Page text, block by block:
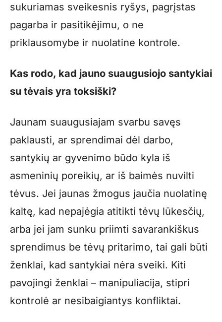
sukuriamas sveikesnis ryšys, pagrįstas
pagarba ir pasitikėjimu, o ne
priklausomybe ir nuolatine kontrole.
Kas rodo, kad jauno suaugusiojo santykiai
su tėvais yra toksiški?
Jaunam suaugusiajam svarbu savęs
paklausti, ar sprendimai dėl darbo,
santykių ar gyvenimo būdo kyla iš
asmeninių poreikių, ar iš baimės nuvilti
tėvus. Jei jaunas žmogus jaučia nuolatinę
kaltę, kad nepajėgia atitikti tėvų lūkesčių,
arba jei jam sunku priimti savarankiškus
sprendimus be tėvų pritarimo, tai gali būti
ženklai, kad santykiai nėra sveiki. Kiti
pavojingi ženklai – manipuliacija, stipri
kontrolė ar nesibaigiantys konfliktai.